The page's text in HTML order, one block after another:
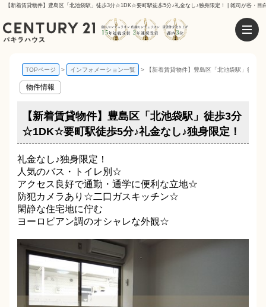
【新着賃貸物件】豊島区「北池袋駅」徒歩3分☆1DK☆要町駅徒歩5分♪礼金なし♪独身限定！ | 雑司が谷・目
TOPページ インフォメーション一覧 【新着賃貸物件】豊島区「北池袋駅」徒
物件情報
【新着賃貸物件】豊島区「北池袋駅」徒歩3分
☆1DK☆要町駅徒歩5分♪礼金なし♪独身限定！
礼金なし♪独身限定！
人気のバス・トイレ別☆
アクセス良好で通勤・通学に便利な立地☆
防犯カメラあり☆二口ガスキッチン☆
閑静な住宅地に佇む
ヨーロピアン調のオシャレな外観☆